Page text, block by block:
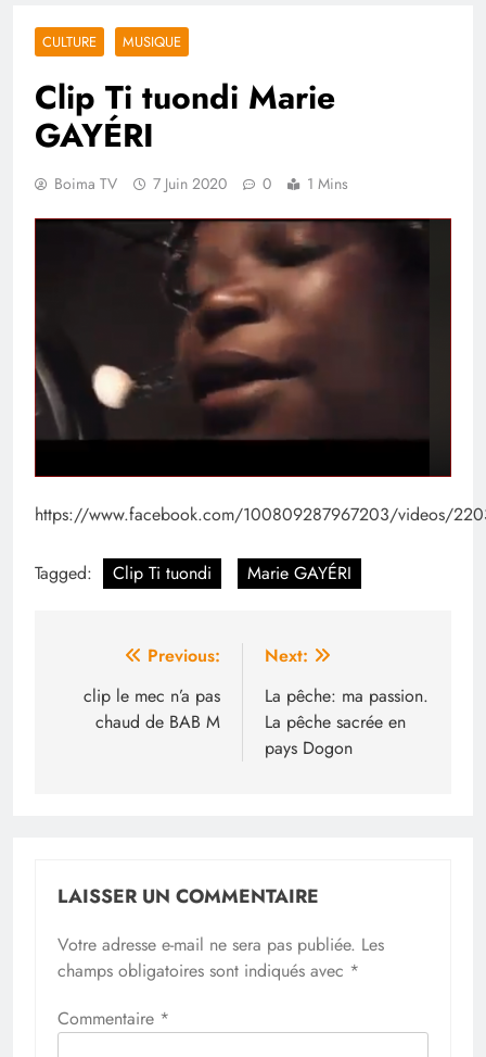
CULTURE MUSIQUE
Clip Ti tuondi Marie
GAYÉRI
Boima TV 7 Juin 2020 0 1 Mins
https://www.facebook.com/100809287967203/videos/
Tagged: Clip Ti tuondi Marie GAYÉRI
Navigation
de
l’article
Previous:
clip le mec n’a pas
chaud de BAB M
Next:
La pêche: ma passion.
La pêche sacrée en
pays Dogon
LAISSER UN COMMENTAIRE
Votre adresse e-mail ne sera pas publiée. Les
champs obligatoires sont indiqués avec *
Commentaire *